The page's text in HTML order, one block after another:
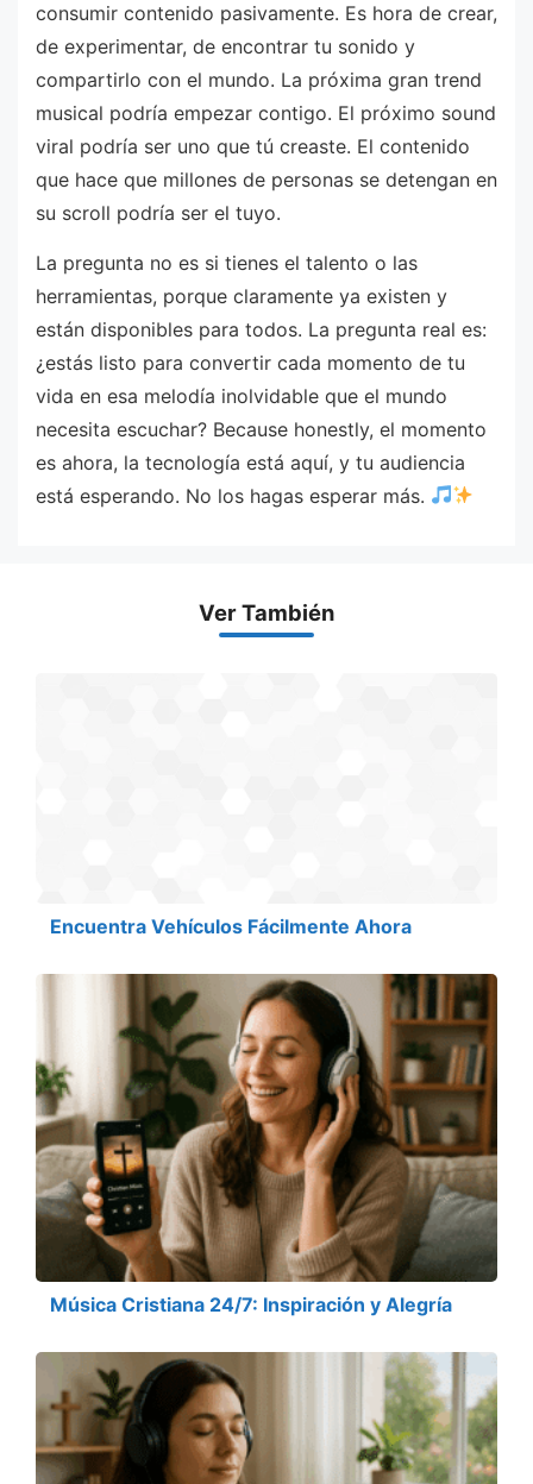
consumir contenido pasivamente. Es hora de crear,
de experimentar, de encontrar tu sonido y
compartirlo con el mundo. La próxima gran trend
musical podría empezar contigo. El próximo sound
viral podría ser uno que tú creaste. El contenido
que hace que millones de personas se detengan en
su scroll podría ser el tuyo.
La pregunta no es si tienes el talento o las
herramientas, porque claramente ya existen y
están disponibles para todos. La pregunta real es:
¿estás listo para convertir cada momento de tu
vida en esa melodía inolvidable que el mundo
necesita escuchar? Because honestly, el momento
es ahora, la tecnología está aquí, y tu audiencia
está esperando. No los hagas esperar más.
Ver También
Encuentra Vehículos Fácilmente Ahora
Música Cristiana 24/7: Inspiración y Alegría